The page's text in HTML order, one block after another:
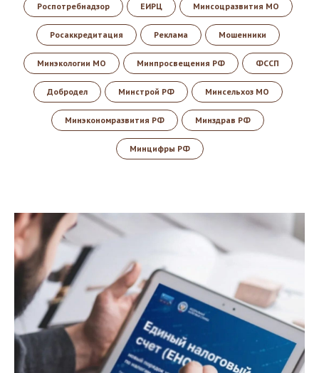
Роспотребнадзор ЕИРЦ Минсоцразвития МО
Росаккредитация Реклама Мошенники
Минэкологии МО Минпросвещения РФ ФССП
Добродел Минстрой РФ Минсельхоз МО
Минэкономразвития РФ Минздрав РФ
Минцифры РФ